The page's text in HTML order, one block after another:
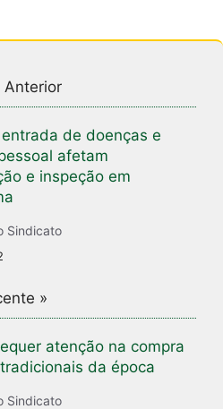
Anterior
entrada de doenças e
afetam
e inspeção em
Sindicato
»
atenção na compra
da época
Sindicato